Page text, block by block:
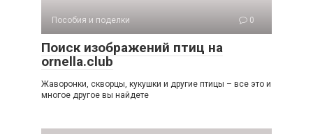
Пособия и поделки 0
Поиск изображений птиц на
ornella.club
Жаворонки, скворцы, кукушки и другие птицы – все это и
многое другое вы найдете